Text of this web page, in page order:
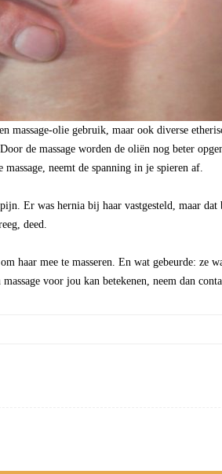
massage-olie gebruik, maar ook diverse
de massage worden de oliën nog beter
neemt de spanning in je spieren af.
Er was hernia bij haar vastgesteld, maar
deed.
haar mee te masseren. En wat gebeurde:
voor jou kan betekenen, neem dan